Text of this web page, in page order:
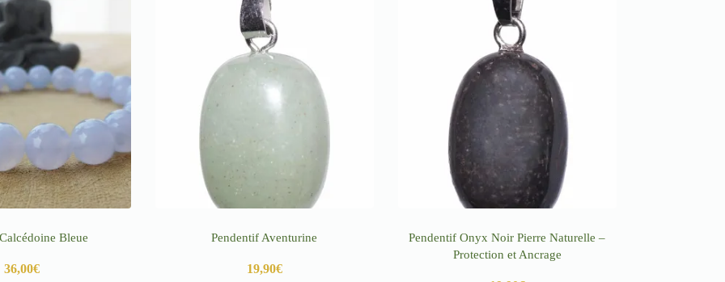
Bleue
36,00€
Pendentif Aventurine
19,90€
Pendentif Onyx Noir Pierre Naturelle –
Protection et Ancrage